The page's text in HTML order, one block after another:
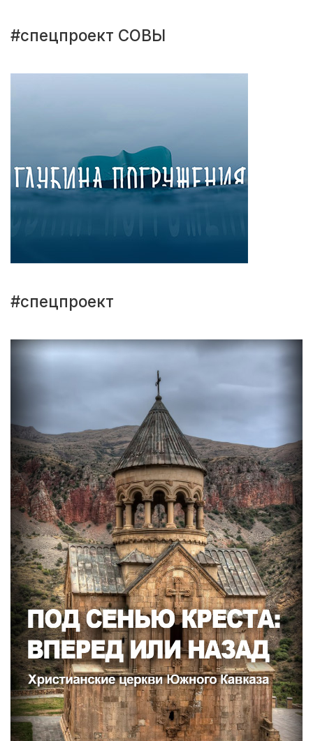
#спецпроект СОВЫ
#спецпроект